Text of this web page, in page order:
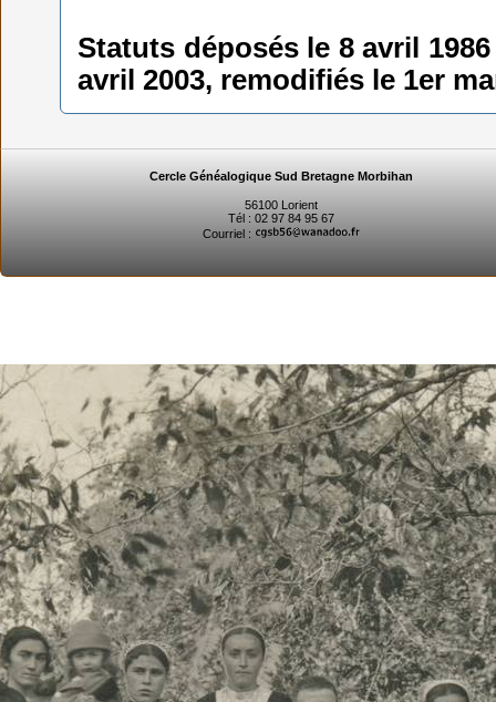
Statuts déposés le 8 avril
avril 2003, remodifiés le 1er
Cercle Généalogique Sud Bretagne Morbihan
56100 Lorient
Tél : 02 97 84 95 67
Courriel :